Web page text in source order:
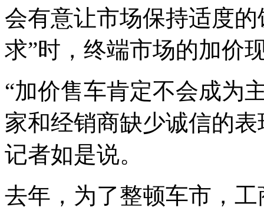
会有意让市场保持适度
求”时，终端市场的加价
“加价售车肯定不会成为
家和经销商缺少诚信的
记者如是说。
去年，为了整顿车市，